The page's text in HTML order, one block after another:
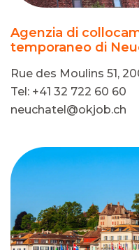
Agenzia di
temporaneo di
Rue des Moulins 51,
Tel: +41 32 722 60 60
neuchatel@okjob.ch